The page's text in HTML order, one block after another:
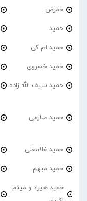
حمرض
حمید
حمید ام کی
حمید خسروی
حمید سیف الله زاده
حمید صارمی
حمید غلامعلی
حمید مبهم
حمید هیراد و میثم